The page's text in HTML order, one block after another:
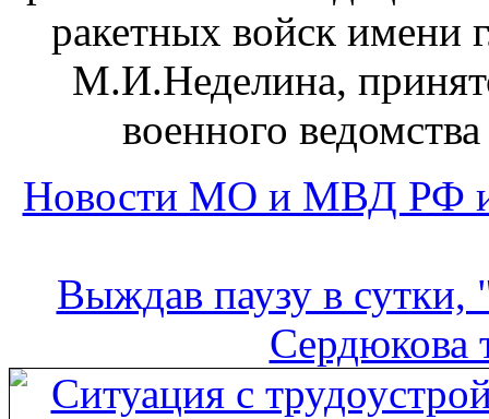
ракетных войск имени
М.И.Неделина,
военного
Новости МО и МВД РФ
Выждав паузу в сутки,
Сердюкова